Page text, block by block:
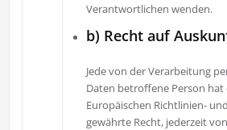
Verantwortlichen wenden.
b) Recht auf
Jede von der Verarbeitung
Daten betroffene Person hat
Europäischen Richtlinien-
gewährte Recht, jederzeit